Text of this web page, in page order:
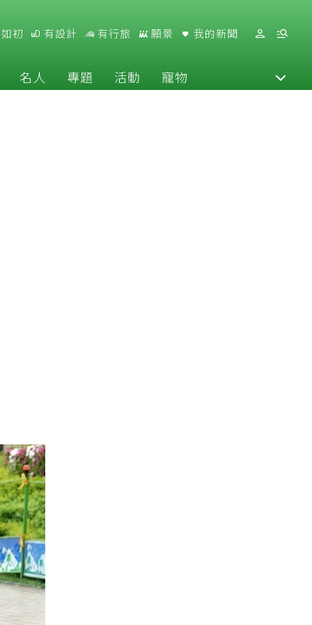
初 有設計 有行旅 願景 我的新聞
名人 專題 活動 寵物